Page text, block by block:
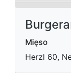
Mięso
Herzl 60,